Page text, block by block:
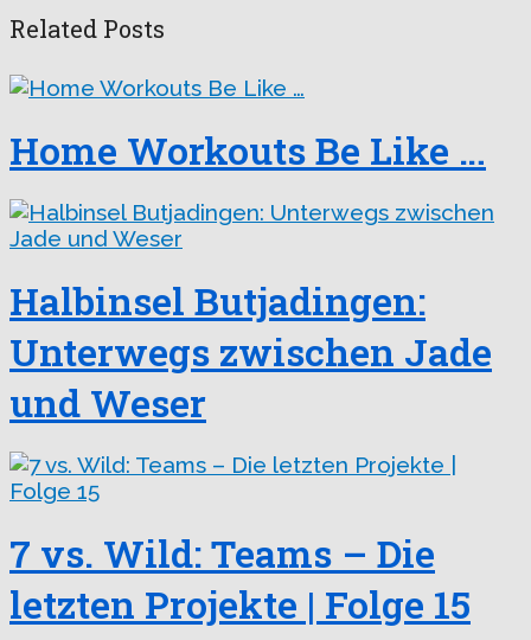
Related Posts
Home Workouts Be Like …
Halbinsel Butjadingen:
Unterwegs zwischen Jade
und Weser
7 vs. Wild: Teams – Die
letzten Projekte | Folge 15